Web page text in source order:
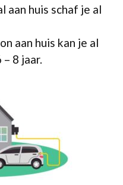
aan huis schaf je al
aan huis kan je al
8 jaar.